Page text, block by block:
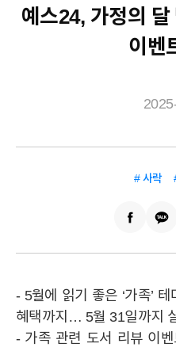
예스24, 가정의
이벤
# 사락
- 5월에 읽기 좋은 ‘가족’
혜택까지… 5월 31일까지
- 가족 관련 도서 리뷰 이